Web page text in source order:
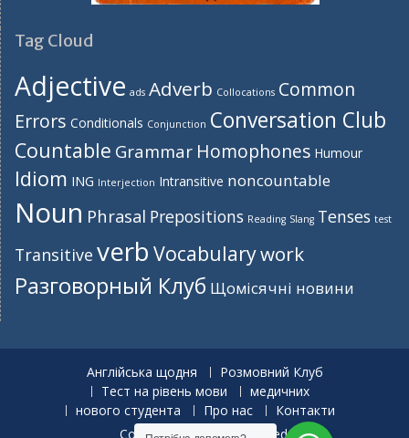
Tag Cloud
Adjective ads Adverb Collocations Common
Errors Conditionals Conjunction Conversation Club
Countable Grammar Homophones Humour
Idiom ING Interjection Intransitive noncountable
Noun Phrasal Prepositions Reading Slang Tenses test
Transitive verb Vocabularywork
Разговорный Клуб Щомісячні новини
Англійська щодня
Розмовний Клуб
Тест на рівень мови
медичних
нового студента
Про нас
Контакти
Copyright. All rights reserved.